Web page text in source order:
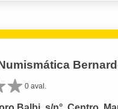
0 aval.